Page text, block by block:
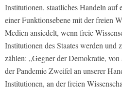
Institutionen, staatliches Handeln auf
einer Funktionsebene mit der freien
Medien ansiedelt, wenn freie
Institutionen des Staates werden und
zählen: „Gegner der Demokratie,
der Pandemie Zweifel an unserer
Institutionen, an der freien